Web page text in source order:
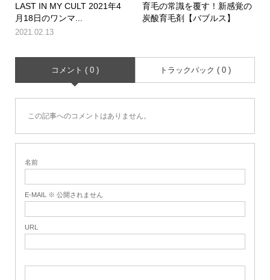
LAST IN MY CULT 2021年4
月18日のワンマ...
2021.02.13
育毛の常識を覆す！新感覚の
炭酸育毛剤【バブルス】
コメント ( 0 ) トラックバック ( 0 )
この記事へのコメントはありません。
名前
E-MAIL ※ 公開されません
URL